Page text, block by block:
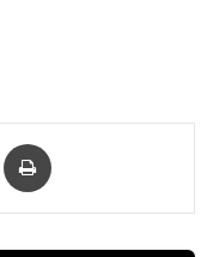
Condividi via mail